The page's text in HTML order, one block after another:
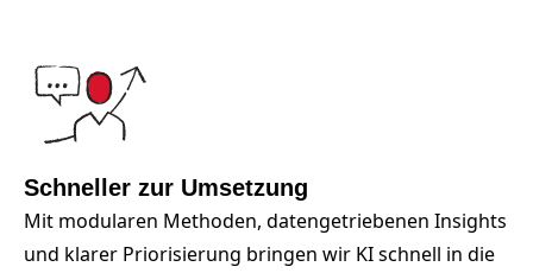
Schneller zur Umsetzung
Mit modularen Methoden, datengetriebenen Insights
und klarer Priorisierung bringen wir KI schnell in die